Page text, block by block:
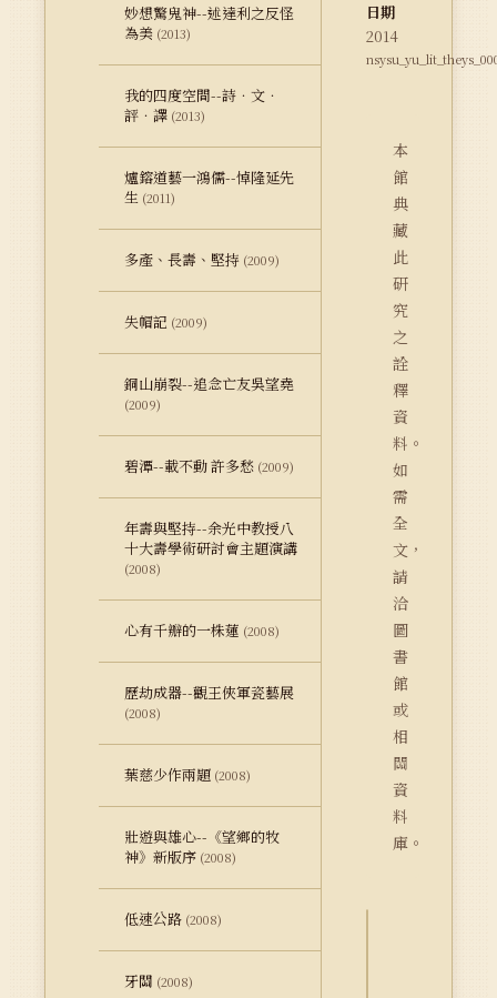
妙想驚鬼神--述達利之反怪
為美 (2013)
我的四度空間--詩．文．
評．譯 (2013)
爐鎔道藝一鴻儒--悼隆延先
生 (2011)
多產、長壽、堅持 (2009)
失帽記 (2009)
銅山崩裂--追念亡友吳望堯
(2009)
碧潭--載不動 許多愁 (2009)
年壽與堅持--余光中教授八
十大壽學術研討會主題演講
(2008)
心有千瓣的一株蓮 (2008)
歷劫成器--觀王俠軍瓷藝展
(2008)
葉慈少作兩題 (2008)
壯遊與雄心--《望鄉的牧
神》新版序 (2008)
低速公路 (2008)
牙關 (2008)
日期
2014
本
館
典
藏
此
研
究
之
詮
釋
資
料。
如
需
全
文，
請
洽
圖
書
館
或
相
關
資
料
庫。